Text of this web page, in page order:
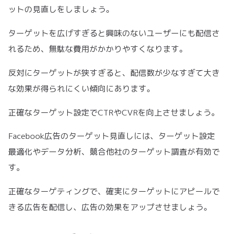
ットの見直しをしましょう。
ターゲットを広げすぎると興味のないユーザーにも配信さ
れるため、無駄な費用がかかりやすくなります。
反対にターゲットが狭すぎると、配信数が少なすぎて大き
な効果が得られにくい傾向にあります。
正確なターゲット設定でCTRやCVRを向上させましょう。
Facebook広告のターゲット見直しには、ターゲット設定
最適化やデータ分析、競合他社のターゲット調査が有効で
す。
正確なターゲティングで、確実にターゲットにアピールで
きる広告を配信し、広告の効果をアップさせましょう。